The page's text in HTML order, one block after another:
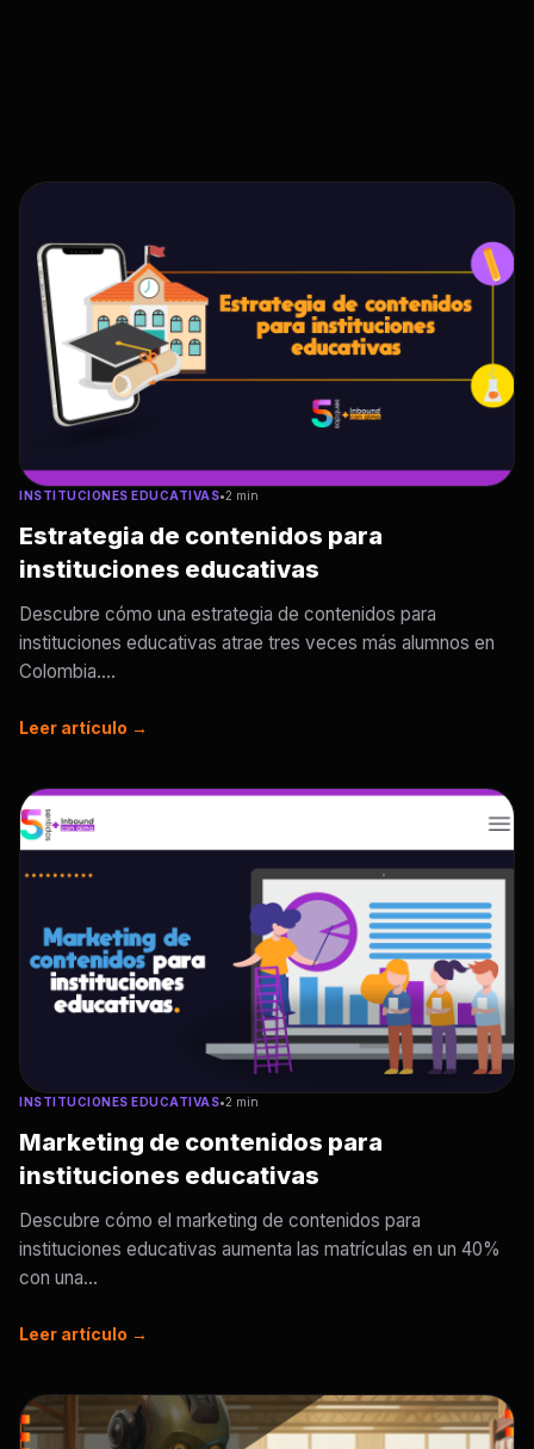
INSTITUCIONES EDUCATIVAS•2 min
Estrategia de contenidos para
instituciones educativas
Descubre cómo una estrategia de contenidos para
instituciones educativas atrae tres veces más alumnos en
Colombia....
Leer artículo →
INSTITUCIONES EDUCATIVAS•2 min
Marketing de contenidos para
instituciones educativas
Descubre cómo el marketing de contenidos para
instituciones educativas aumenta las matrículas en un 40%
con una...
Leer artículo →